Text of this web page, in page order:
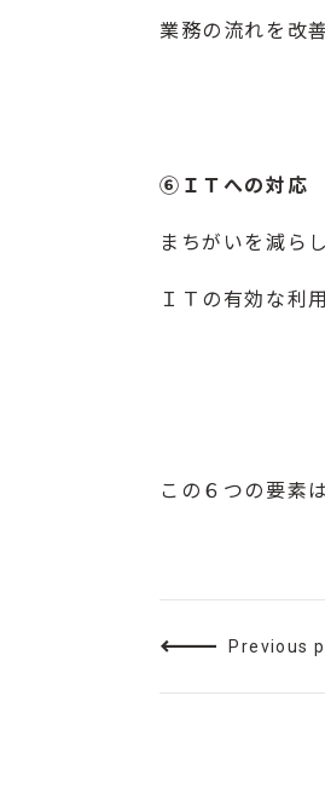
業務の流れを改
⑥ＩＴへの対応
まちがいを減ら
ＩＴの有効な利
この６つの要素
Previous